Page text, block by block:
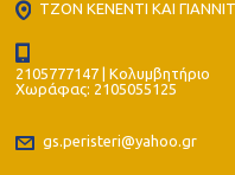
ΤΖΟΝ ΚΕΝΕΝΤΙ ΚΑΙ
2105777147 | Κολυμβητήριο
Χωράφας: 2105055125
gs.peristeri@yahoo.gr